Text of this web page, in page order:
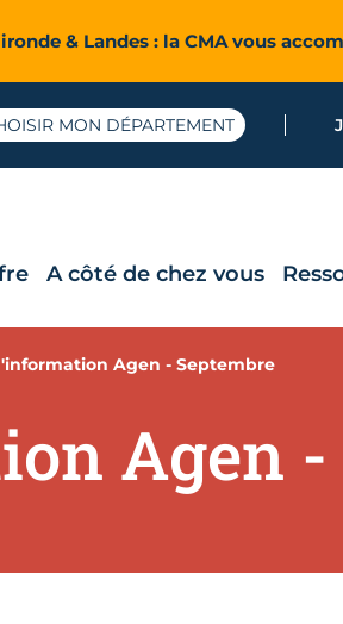
& Landes : la CMA vous
MON DÉPARTEMENT
A côté de chez vous
Agen - Septembre
Agen -